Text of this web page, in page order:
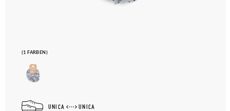
(1 FARBEN)
UNICA UNICA